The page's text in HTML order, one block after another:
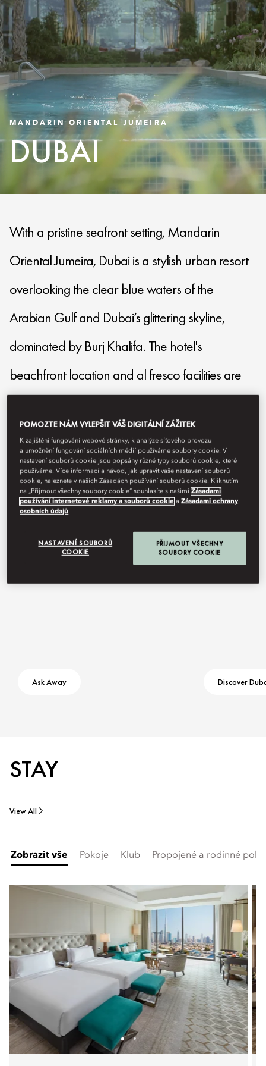
MANDARIN ORIENTAL JUMEIRA
DUBAI
With a pristine seafront setting, Mandarin
Oriental Jumeira, Dubai is a stylish urban resort
overlooking the clear blue waters of the
Arabian Gulf and Dubai’s glittering skyline,
dominated by Burj Khalifa. The hotel's
beachfront location and al fresco facilities are
to the city.
modub-reservations@mohg.com
+971 4 777 2222
Contact Us
Ask Away Discover
STAY
View All
Zobrazit vše Pokoje Klub Propojené a rodinné
POMOZTE NÁM VYLEPŠIT VÁŠ DIGITÁLNÍ ZÁŽITEK
K zajištění fungování webové stránky, k analýze síťového provozu
a umožnění fungování sociálních médií používáme soubory cookie. V
nastavení souborů cookie jsou popsány různé typy souborů cookie, které
používáme. Více informací a návod, jak upravit vaše nastavení souborů
cookie, naleznete v našich Zásadách používání souborů cookie. Kliknutím
na „Přijmout všechny soubory cookie“ souhlasíte s našimiZásadami
používání internetové reklamy a souborů cookie aZásadami ochrany
osobních údajů.
NASTAVENÍ SOUBORŮ
COOKIE
PŘIJMOUT VŠECHNY
SOUBORY COOKIE